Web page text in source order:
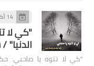
14 أكتوبر 2022
"كي لا
الدنيا"
"كي لا تتوه يا صاحبي: